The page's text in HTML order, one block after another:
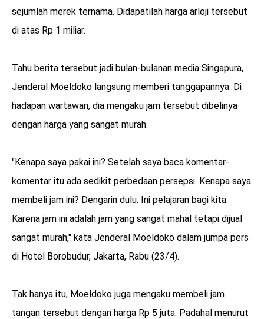
sejumlah merek ternama. Didapatilah harga arloji tersebut
di atas Rp 1 miliar.
Tahu berita tersebut jadi bulan-bulanan media Singapura,
Jenderal Moeldoko langsung memberi tanggapannya. Di
hadapan wartawan, dia mengaku jam tersebut dibelinya
dengan harga yang sangat murah.
"Kenapa saya pakai ini? Setelah saya baca komentar-
komentar itu ada sedikit perbedaan persepsi. Kenapa saya
membeli jam ini? Dengarin dulu. Ini pelajaran bagi kita.
Karena jam ini adalah jam yang sangat mahal tetapi dijual
sangat murah," kata Jenderal Moeldoko dalam jumpa pers
di Hotel Borobudur, Jakarta, Rabu (23/4).
Tak hanya itu, Moeldoko juga mengaku membeli jam
tangan tersebut dengan harga Rp 5 juta. Padahal menurut